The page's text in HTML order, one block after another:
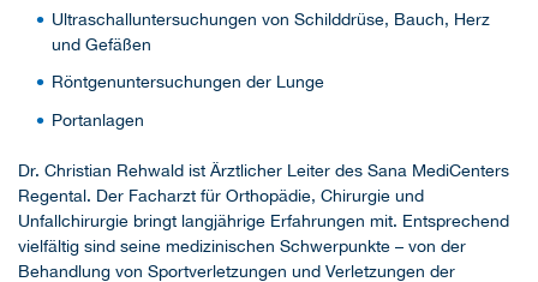
Ultraschalluntersuchungen von Schilddrüse, Bauch, Herz
und Gefäßen
Röntgenuntersuchungen der Lunge
Portanlagen
Dr. Christian Rehwald ist Ärztlicher Leiter des Sana MediCenters
Regental. Der Facharzt für Orthopädie, Chirurgie und
Unfallchirurgie bringt langjährige Erfahrungen mit. Entsprechend
vielfältig sind seine medizinischen Schwerpunkte – von der
Behandlung von Sportverletzungen und Verletzungen der